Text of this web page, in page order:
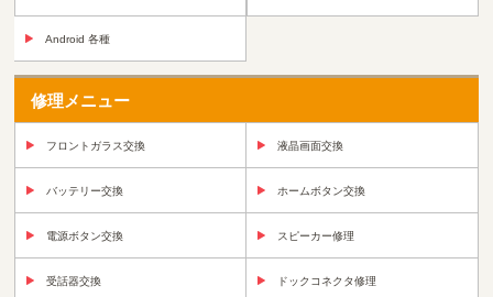
Android 各種
修理メニュー
フロントガラス交換 液晶画面交換
バッテリー交換 ホームボタン交換
電源ボタン交換 スピーカー修理
受話器交換 ドックコネクタ修理